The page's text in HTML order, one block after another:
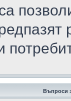
Въпроси